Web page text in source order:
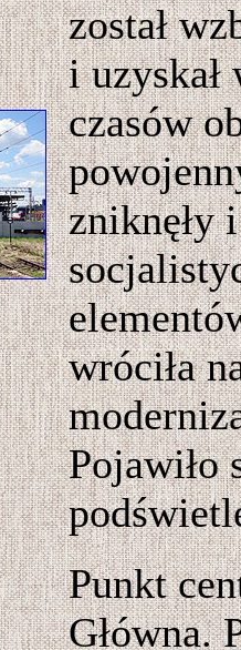
został
i
czasów
zniknęły
wróciła
Pojawiło
Punkt
Główna.